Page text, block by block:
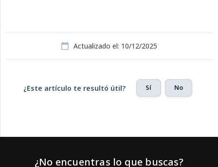
Actualizado el: 10/12/2025
¿Este artículo te resultó útil? Sí No
¿No encuentras lo que buscas?